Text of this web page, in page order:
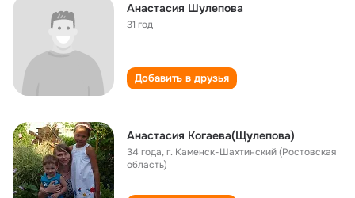
Анастасия Шулепова
31 год
Добавить в друзья
Анастасия Когаева(Щулепова)
34 года,г. Каменск-Шахтинский (Ростовская
область)